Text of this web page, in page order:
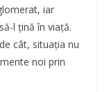
iar
l țină în viață.
cât, situația nu
noi prin